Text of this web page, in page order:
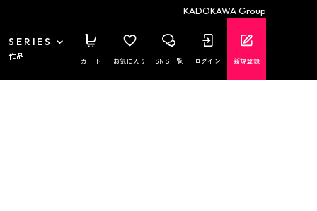
KADOKAWA Group
SERIES
作品 カート お気に入り SNS一覧 ログイン 新規登録